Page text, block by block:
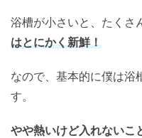
浴槽が小さいと、たくさ
はとにかく新鮮！
なので、基本的に僕は浴
す。
やや熱いけど入れないこ